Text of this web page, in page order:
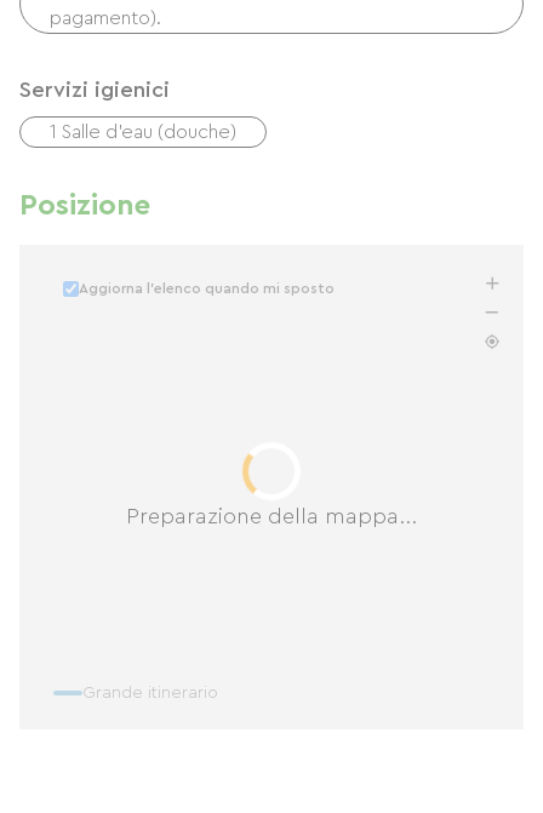
pagamento).
Servizi igienici
1 Salle d'eau (douche)
Posizione
Preparazione della mappa...
Aggiorna l'elenco quando mi sposto
Grande itinerario